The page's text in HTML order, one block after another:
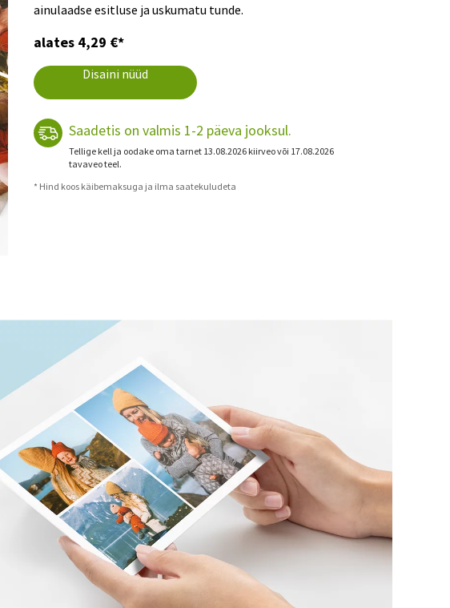
ainulaadse esitluse ja uskumatu tunde.
alates 4,29 €*
Disaini nüüd
Saadetis on valmis 1-2 päeva jooksul.
Tellige kell ja oodake oma tarnet 13.08.2026 kiirveo või 17.08.2026
tavaveo teel.
* Hind koos käibemaksuga ja ilma saatekuludeta